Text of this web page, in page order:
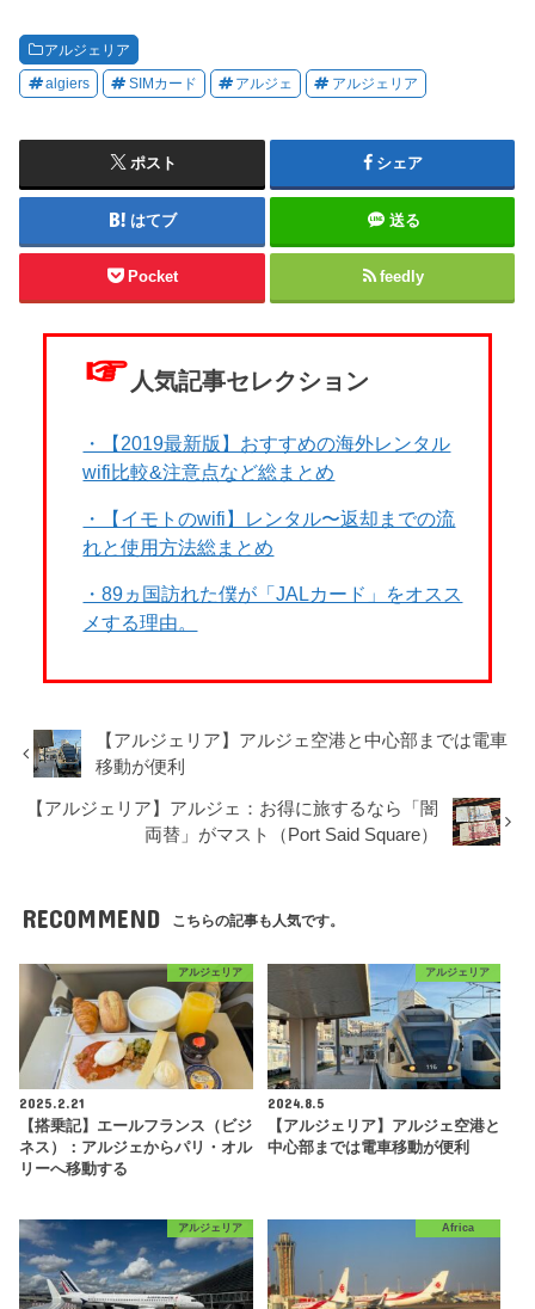
アルジェリア
algiers SIMカード アルジェ アルジェリア
ポスト シェア
はてブ 送る
Pocket feedly
☞人気記事セレクション
・【2019最新版】おすすめの海外レンタル
wifi比較&注意点など総まとめ
・【イモトのwifi】レンタル〜返却までの流
れと使用方法総まとめ
・89ヵ国訪れた僕が「JALカード」をオスス
メする理由。
【アルジェリア】アルジェ空港と中心部までは電車
移動が便利
【アルジェリア】アルジェ：お得に旅するなら「闇
両替」がマスト（Port Said Square）
RECOMMEND こちらの記事も人気です。
アルジェリア
2025.2.21
【搭乗記】エールフランス（ビジ
ネス）：アルジェからパリ・オル
リーへ移動する
アルジェリア
2024.8.5
【アルジェリア】アルジェ空港と
中心部までは電車移動が便利
アルジェリア Africa